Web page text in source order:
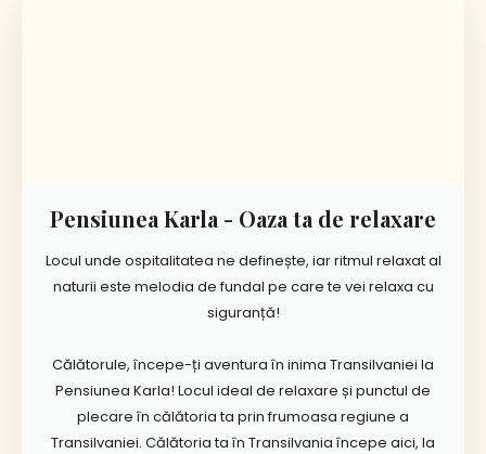
Pensiunea Karla - Oaza ta de relaxare
Locul unde ospitalitatea ne definește, iar ritmul relaxat al
naturii este melodia de fundal pe care te vei relaxa cu
siguranță!
Călătorule, începe-ți aventura în inima Transilvaniei la
Pensiunea Karla! Locul ideal de relaxare și punctul de
plecare în călătoria ta prin frumoasa regiune a
Transilvaniei. Călătoria ta în Transilvania începe aici, la